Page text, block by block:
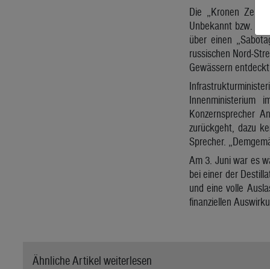
Die „Kronen
Unbekannt bzw.
über einen
russischen Nord-
Gewässern
Innenministerium
Konzernsprecher
zurückgeht, dazu
Sprecher.
Am 3. Juni war es
bei einer der
und eine volle
finanziellen
Ähnliche Artikel weiterlesen